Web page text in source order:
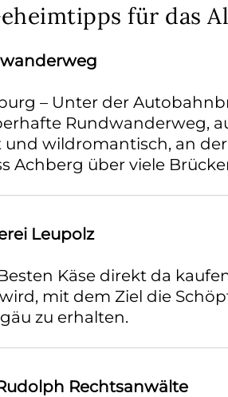
für das
– Unter der
Rundwanderweg,
und wildromantisch, an
Achberg über viele
Leupolz
Käse direkt da
mit dem Ziel die
zu erhalten.
Rechtsanwälte